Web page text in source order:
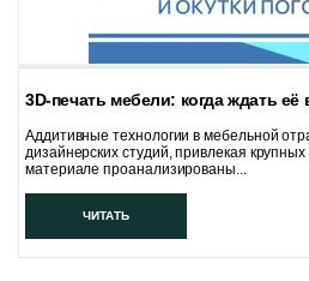
3D-печать мебели: когда ждать её
Аддитивные технологии в мебельной
дизайнерских студий, привлекая
материале проанализированы...
ЧИТАТЬ